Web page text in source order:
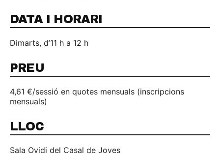
DATA I HORARI
Dimarts, d’11 h a 12 h
PREU
4,61 €/sessió en quotes mensuals (inscripcions
mensuals)
LLOC
Sala Ovidi del Casal de Joves